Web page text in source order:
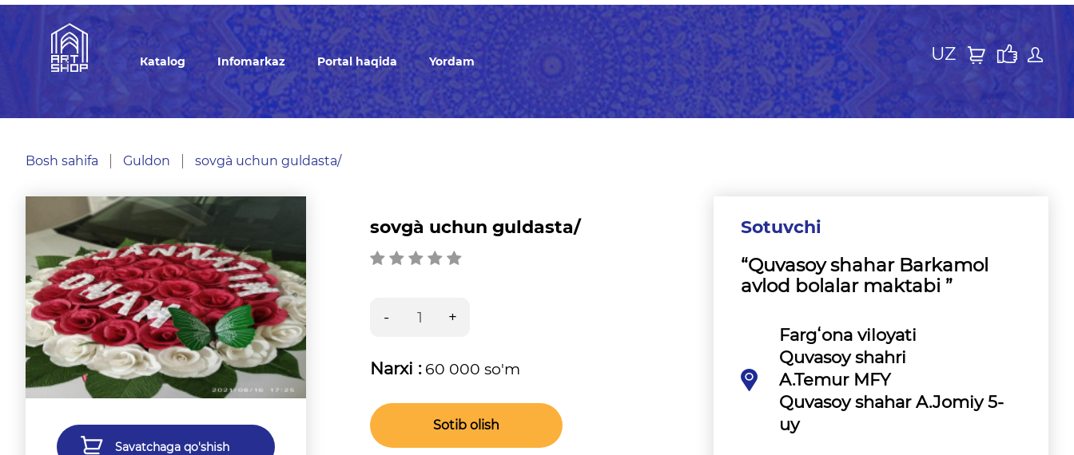
Кatalog Infomarkaz Portal haqida Yordam UZ
Bosh sahifa Guldon sovg`a uchun guldasta/
Savatchaga qo'shish
sovg`a uchun guldasta/
Narxi :60 000 so'm
Sotib olish
Sotuvchi
“Quvasoy shahar Barkamol
avlod bolalar maktabi ”
Fargʻona viloyati
Quvasoy shahri
A.Temur MFY
Quvasoy shahar A.Jomiy 5-
uy